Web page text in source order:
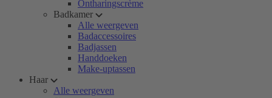
Ontharingscrème
Badkamer
Alle weergeven
Badaccessoires
Badjassen
Handdoeken
Make-uptassen
Haar
Alle weergeven